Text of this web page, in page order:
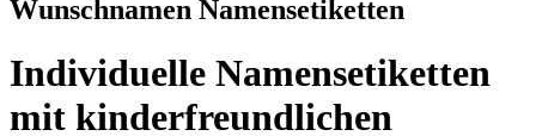
Wunschnamen Namensetiketten
Individuelle Namensetiketten
mit kinderfreundlichen